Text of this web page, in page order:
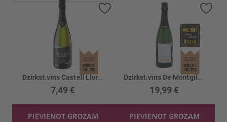
7,49 €
PIEVIENOT GROZAM
Pievienot vēlmju sarakstam
19,99 €
PIEVIENOT GROZAM